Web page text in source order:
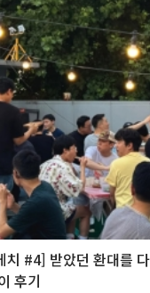
#4] 받았던 환대를
후기